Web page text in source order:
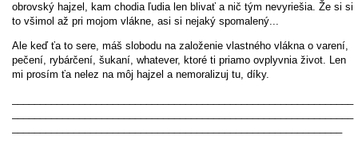
obrovský hajzel, kam chodia ľudia len blivať a nič tým nevyriešia. Že si si
to všimol až pri mojom vlákne, asi si nejaký spomalený...
Ale keď ťa to sere, máš slobodu na založenie vlastného vlákna o varení,
pečení, rybárčení, šukaní, whatever, ktoré ti priamo ovplyvnia život. Len
mi prosím ťa nelez na môj hajzel a nemoralizuj tu, díky.